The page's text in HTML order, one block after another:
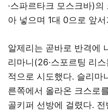
·스파르타크 모스크바)
아 넣으며 1대 0으로 앞
알제리는 곧바로 반격에
리마니(26·스포르팅 리
적으로 시도했다. 슬리마
른쪽에서 올라온 크스로
골키퍼 선방에 걸렸다.